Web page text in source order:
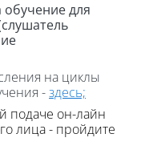
для
на циклы
-здесь;
подаче он-лайн
лица - пройдите